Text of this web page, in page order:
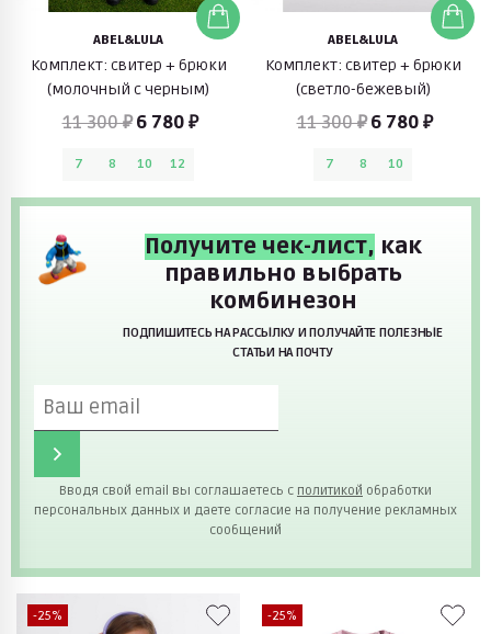
ABEL&LULA
Комплект: свитер + брюки
(молочный с черным)
11 300 ₽ 6 780 ₽
7 8 10 12
ABEL&LULA
Комплект: свитер + брюки
(светло-бежевый)
11 300 ₽ 6 780 ₽
7 8 10
Получите чек-лист, как
правильно выбрать
комбинезон
ПОДПИШИТЕСЬ НА РАССЫЛКУ И ПОЛУЧАЙТЕ ПОЛЕЗНЫЕ
СТАТЬИ НА ПОЧТУ
Вводя свой email вы соглашаетесь с политикой обработки
персональных данных и даете согласие на получение рекламных
сообщений
-25% -25%